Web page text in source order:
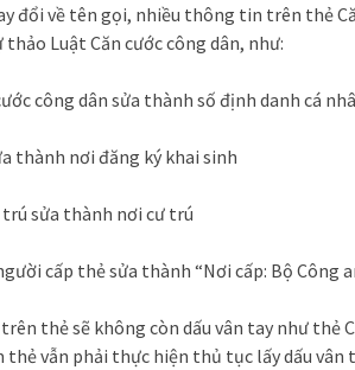
đổi về tên gọi, nhiều thông tin trên thẻ
Luật Căn cước công dân, như:
công dân sửa thành số định danh cá
thành nơi đăng ký khai sinh
sửa thành nơi cư trú
cấp thẻ sửa thành “Nơi cấp: Bộ Công
thẻ sẽ không còn dấu vân tay như thẻ
thẻ vẫn phải thực hiện thủ tục lấy dấu